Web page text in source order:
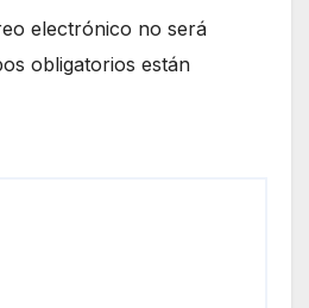
electrónico no será
obligatorios están